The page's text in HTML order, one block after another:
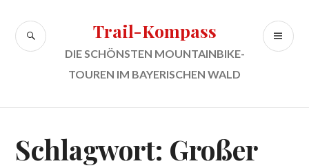
Inhalt
springen
Trail-Kompass
DIE SCHÖNSTEN MOUNTAINBIKE-
TOUREN IM BAYERISCHEN WALD
SUCHE
Schlagwort: Großer